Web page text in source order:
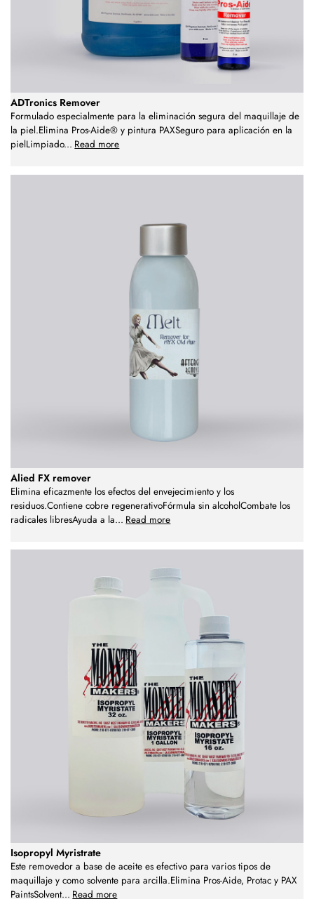
ADTronics Remover
Formulado especialmente para la eliminación segura del maquillaje de
la piel.Elimina Pros-Aide® y pintura PAXSeguro para aplicación en la
pielLimpiado... Read more
Alied FX remover
Elimina eficazmente los efectos del envejecimiento y los
residuos.Contiene cobre regenerativoFórmula sin alcoholCombate los
radicales libresAyuda a la... Read more
Isopropyl Myristrate
Este removedor a base de aceite es efectivo para varios tipos de
maquillaje y como solvente para arcilla.Elimina Pros-Aide, Protac y PAX
PaintsSolvent... Read more